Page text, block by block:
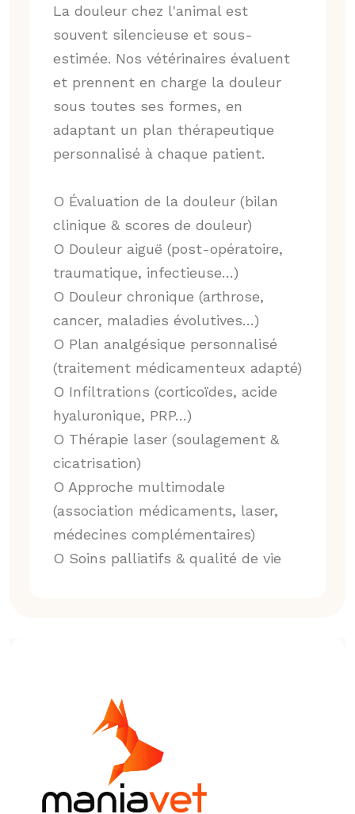
La douleur chez l'animal est
souvent silencieuse et sous-
estimée. Nos vétérinaires évaluent
et prennent en charge la douleur
sous toutes ses formes, en
adaptant un plan thérapeutique
personnalisé à chaque patient.
O Évaluation de la douleur (bilan
clinique & scores de douleur)
O Douleur aiguë (post-opératoire,
traumatique, infectieuse…)
O Douleur chronique (arthrose,
cancer, maladies évolutives…)
O Plan analgésique personnalisé
(traitement médicamenteux adapté)
O Infiltrations (corticoïdes, acide
hyaluronique, PRP…)
O Thérapie laser (soulagement &
cicatrisation)
O Approche multimodale
(association médicaments, laser,
médecines complémentaires)
O Soins palliatifs & qualité de vie